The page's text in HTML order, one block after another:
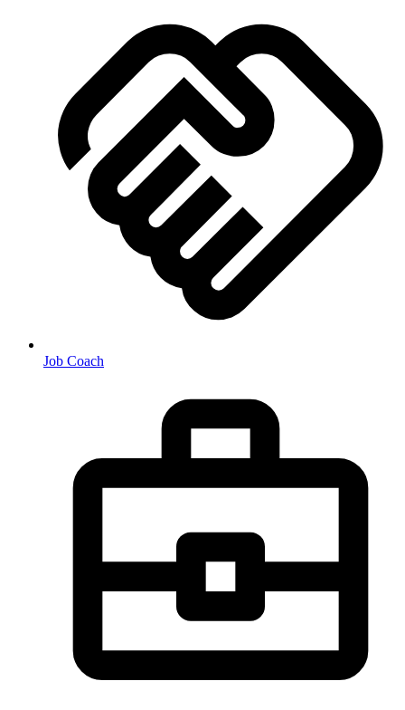
Job Coach